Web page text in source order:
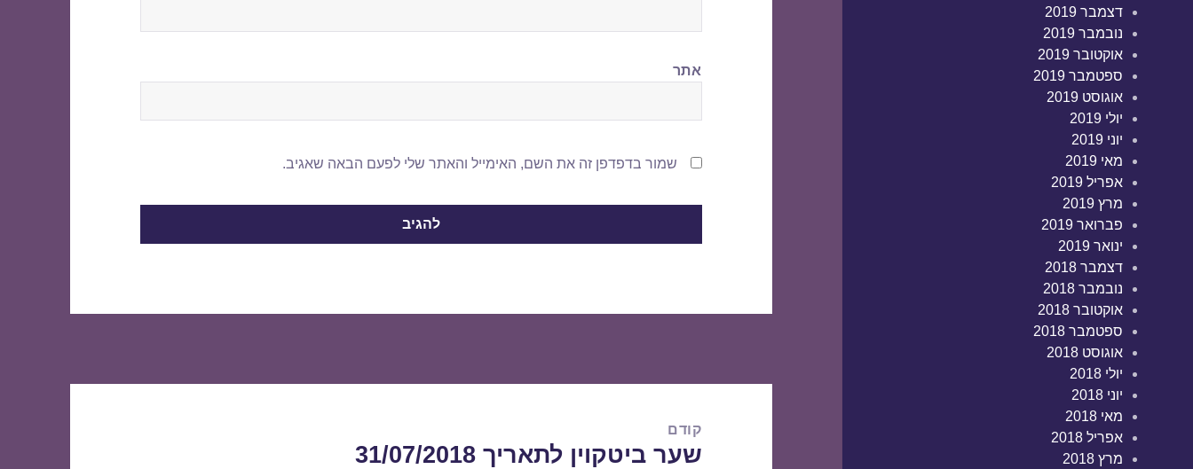
דצמבר 2019
נובמבר 2019
אוקטובר 2019
ספטמבר 2019
אוגוסט 2019
יולי 2019
יוני 2019
מאי 2019
אפריל 2019
מרץ 2019
פברואר 2019
ינואר 2019
דצמבר 2018
נובמבר 2018
אוקטובר 2018
ספטמבר 2018
אוגוסט 2018
יולי 2018
יוני 2018
מאי 2018
אפריל 2018
מרץ 2018
אתר
שמור בדפדפן זה את השם, האימייל והאתר שלי לפעם הבאה שאגיב.
קודם
הפוסט
שער ביטקוין לתאריך 31/07/2018